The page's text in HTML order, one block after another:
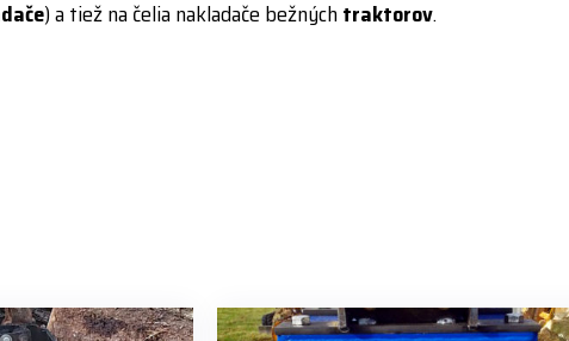
) a tiež na čelia nakladače bežnýchtraktorov.